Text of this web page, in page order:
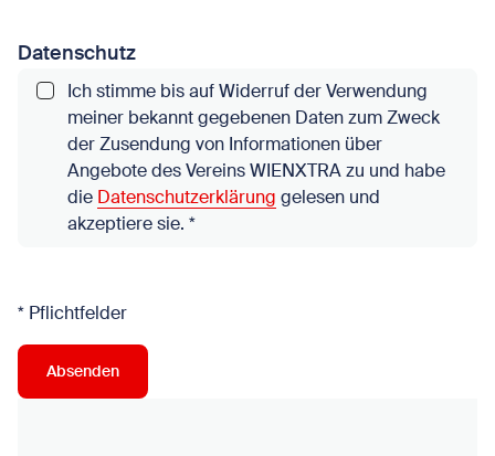
Datenschutz
Ich stimme bis auf Widerruf der Verwendung
meiner bekannt gegebenen Daten zum Zweck
der Zusendung von Informationen über
Angebote des Vereins WIENXTRA zu und habe
die Datenschutzerklärung gelesen und
akzeptiere sie. *
* Pflichtfelder
Absenden